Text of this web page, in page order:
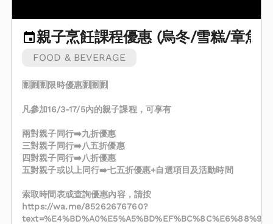
親子烹飪課程優惠 (烏冬/雪糕/章魚
FOOD & BEVERAGE
🈹🈹🈹限時優惠🈹🈹🈹
凡參加16/3-17/5內的親子課程，可享有
兩對親子同行➡️九折優惠
三對親子同行➡️八五折優惠
四對親子同行➡️八折優惠
五對親子或以上同行➡️七五折優惠+自選項目及活動時間
索取時間表或查詢優惠內容，請按
https://wa.me/85262676760?